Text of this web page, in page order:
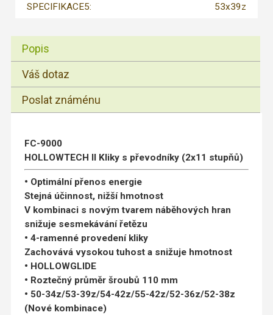
SPECIFIKACE5:
53x39z
Popis
Váš dotaz
Poslat známénu
FC-9000
HOLLOWTECH II Kliky s převodníky (2x11 stupňů)
• Optimální přenos energie
Stejná účinnost, nižší hmotnost
V kombinaci s novým tvarem náběhových hran
snižuje sesmekávání řetězu
• 4-ramenné provedení kliky
Zachovává vysokou tuhost a snižuje hmotnost
• HOLLOWGLIDE
• Roztečný průměr šroubů 110 mm
• 50-34z/53-39z/54-42z/55-42z/52-36z/52-38z
(Nové kombinace)